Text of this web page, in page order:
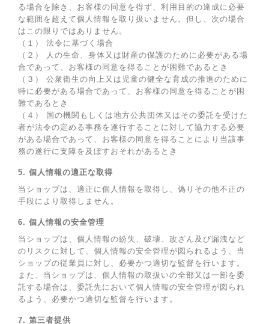
る場合を除き、お客様の同意を得ず、利用目的の達成に必要
な範囲を超えて個人情報を取り扱いません。但し、次の場合
はこの限りではありません。
（１） 法令に基づく場合
（２） 人の生命、身体又は財産の保護のために必要がある場
合であって、お客様の同意を得ることが困難であるとき
（３） 公衆衛生の向上又は児童の健全な育成の推進のために
特に必要がある場合であって、お客様の同意を得ることが困
難であるとき
（４） 国の機関もしくは地方公共団体又はその委託を受けた
者が法令の定める事務を遂行することに対して協力する必要
がある場合であって、お客様の同意を得ることにより当該事
務の遂行に支障を及ぼすおそれがあるとき
5. 個人情報の適正な取得
当ショップは、適正に個人情報を取得し、偽りその他不正の
手段により取得しません。
6. 個人情報の安全管理
当ショップは、個人情報の紛失、破壊、改ざん及び漏洩など
のリスクに対して、個人情報の安全管理が図られるよう、当
ショップの従業員に対し、必要かつ適切な監督を行います。
また、当ショップは、個人情報の取扱いの全部又は一部を委
託する場合は、委託先において個人情報の安全管理が図られ
るよう、必要かつ適切な監督を行います。
7. 第三者提供